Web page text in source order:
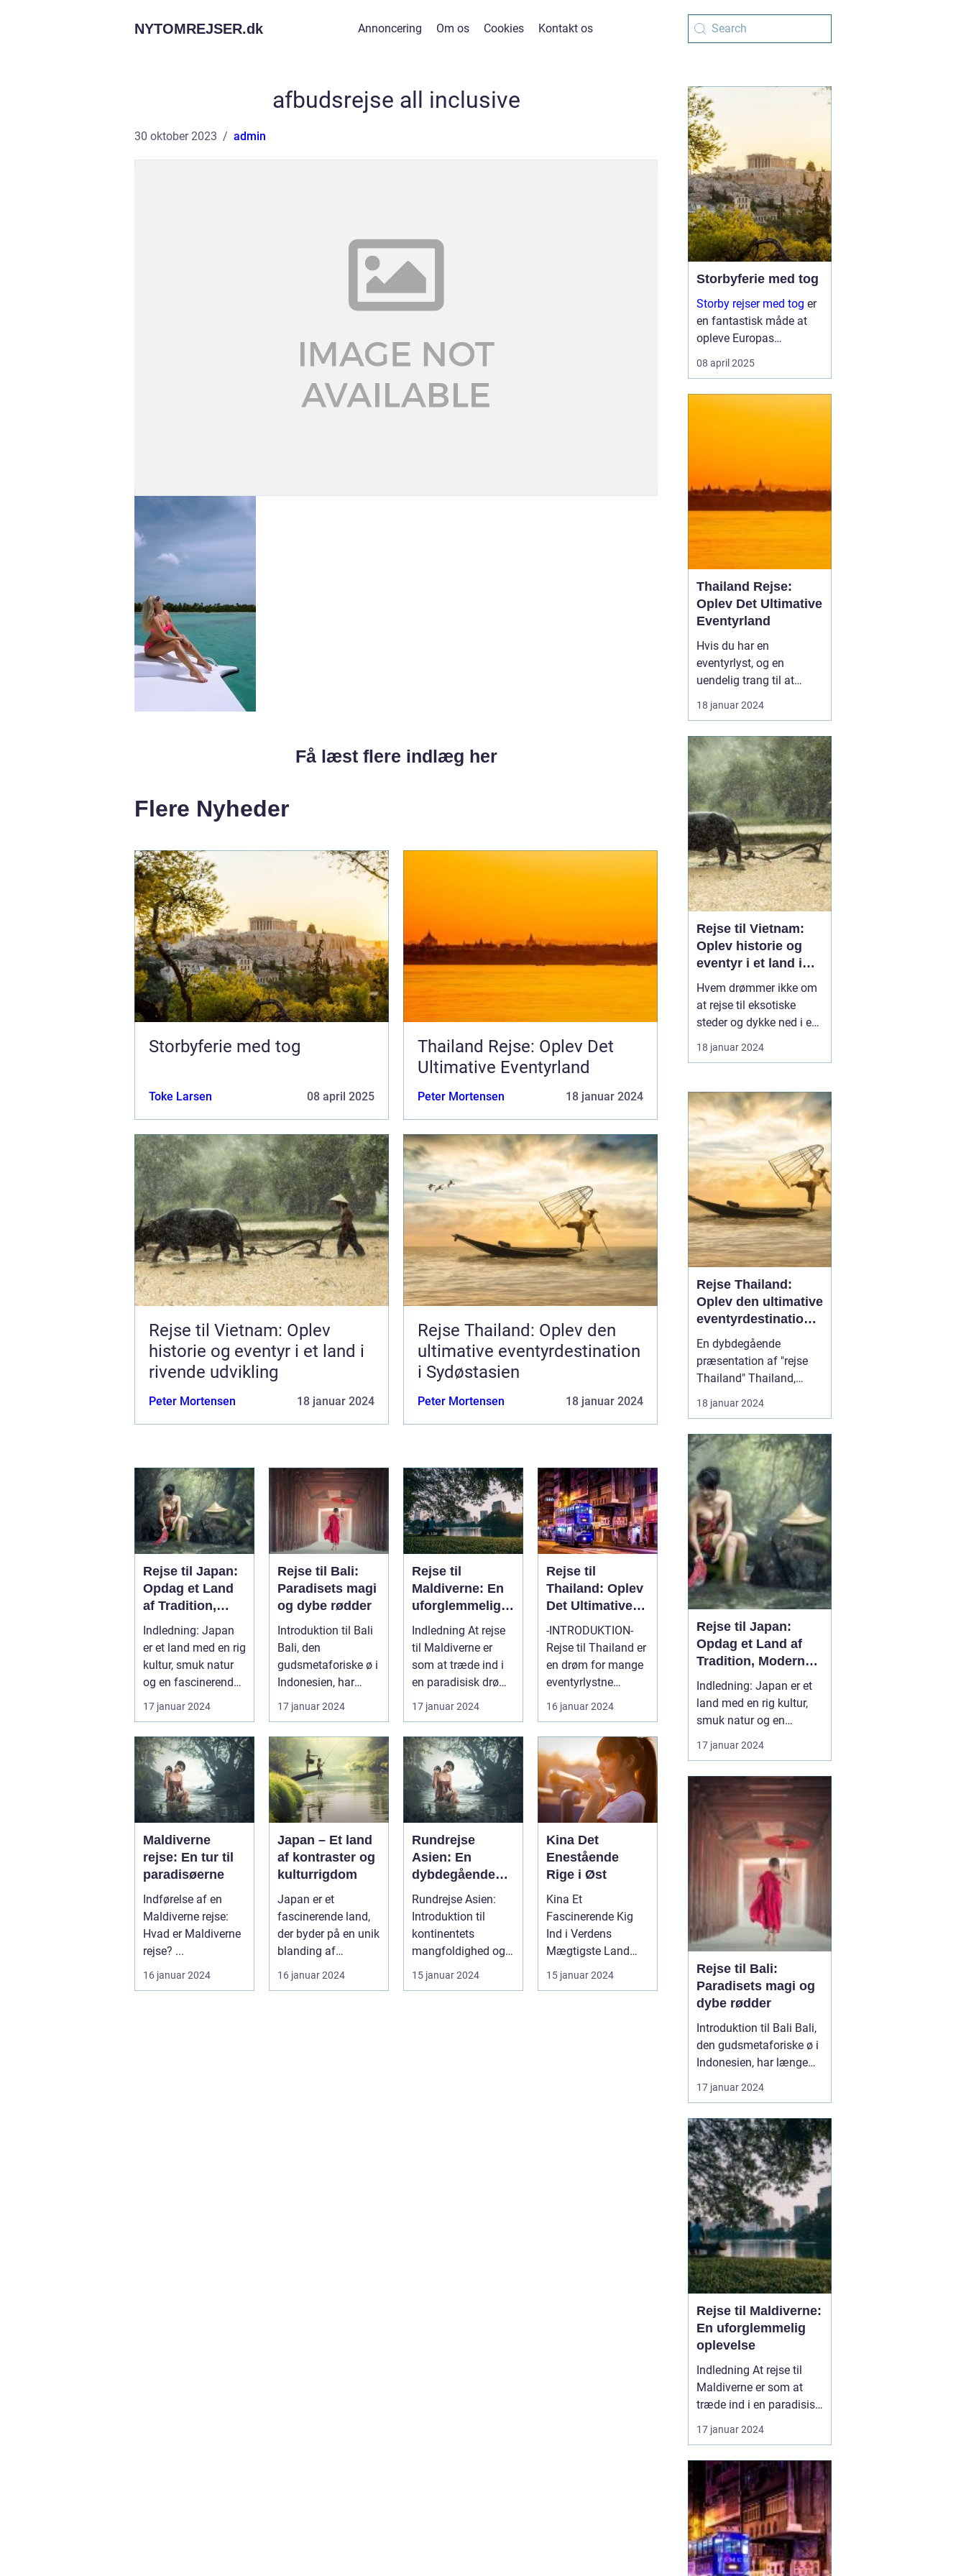
NYTOMREJSER.dk Annoncering Om os Cookies Kontakt os
afbudsrejse all inclusive
30 oktober 2023 admin
Få læst flere indlæg her
Flere Nyheder
Storbyferie med tog
Toke Larsen 08 april 2025
Thailand Rejse: Oplev Det
Ultimative Eventyrland
Peter Mortensen 18 januar 2024
Rejse til Vietnam: Oplev
historie og eventyr i et land i
rivende udvikling
Peter Mortensen 18 januar 2024
Rejse Thailand: Oplev den
ultimative eventyrdestination
i Sydøstasien
Peter Mortensen 18 januar 2024
Rejse til Japan:
Opdag et Land
af Tradition,
Moderne og
Eventyr
Indledning: Japan
er et land med en rig
kultur, smuk natur
og en fascinerende
historie, der
strækker...
17 januar 2024
Rejse til Bali:
Paradisets magi
og dybe rødder
Introduktion til Bali
Bali, den
gudsmetaforiske ø i
Indonesien, har
længe været kendt
som et af verd...
17 januar 2024
Rejse til
Maldiverne: En
uforglemmelig
oplevelse
Indledning At rejse
til Maldiverne er
som at træde ind i
en paradisisk drøm.
Med sine
hvidsandstran...
17 januar 2024
Rejse til
Thailand: Oplev
Det Ultimative
Eventyrland i
Asien
-INTRODUKTION-
Rejse til Thailand er
en drøm for mange
eventyrlystne
rejsende, der
længes efter at o...
16 januar 2024
Maldiverne
rejse: En tur til
paradisøerne
Indførelse af en
Maldiverne rejse:
Hvad er Maldiverne
rejse? ...
16 januar 2024
Japan – Et land
af kontraster og
kulturrigdom
Japan er et
fascinerende land,
der byder på en unik
blanding af
tradition og
modernitet. Fra de
16 januar 2024
Rundrejse
Asien: En
dybdegående
oplevelse af
kontinentets
rige kultur og
fascinerende
historie
Rundrejse Asien:
Introduktion til
kontinentets
mangfoldighed og
skønhed Asien er en
kontinent med e...
15 januar 2024
Kina Det
Enestående
Rige i Øst
Kina Et
Fascinerende Kig
Ind i Verdens
Mægtigste Land
15 januar 2024
Storbyferie med tog
Storby rejser med tog er
en fantastisk måde at
opleve Europas
smukkeste storbyer på.
Fra Danmark kan du
destinatio...
08 april 2025
Thailand Rejse:
Oplev Det Ultimative
Eventyrland
Hvis du har en
eventyrlyst, og en
uendelig trang til at
udforske og opleve nye
kulturer, så er en rejse til
Dette sydøstasiatiske
land er kendt for sine
utrolige strande,
spændende kultur,
lækker mad og
overvældende skønhed.
I...
18 januar 2024
Rejse til Vietnam:
Oplev historie og
eventyr i et land i
rivende udvikling
Hvem drømmer ikke om
at rejse til eksotiske
steder og dykke ned i en
rig kulturel arv? Vietnam
er et sådant sted, der
blanding af historie,
smuk natur og
spændende eventyr. I
denne artikel vil vi dykke
ned i alt det, du skal vide
o...
18 januar 2024
Rejse Thailand:
Oplev den ultimative
eventyrdestination i
Sydøstasien
En dybdegående
præsentation af "rejse
Thailand" Thailand,
også kendt som "Landet
Smilenes" på grund af
er en af de mest
populære destinationer i
Sydøstasien for rejsende
og eventyrlystne. Landet
byder på en unik
blanding af ...
18 januar 2024
Rejse til Japan:
Opdag et Land af
Tradition, Moderne
og Eventyr
Indledning: Japan er et
land med en rig kultur,
smuk natur og en
fascinerende historie, der
strækker sig tilbage
i Japan er som at træde
ind i en helt ny verden,
hvor tradition og
modernitet mødes på en
unik måde. Hvis du er...
17 januar 2024
Rejse til Bali:
Paradisets magi og
dybe rødder
Introduktion til Bali Bali,
den gudsmetaforiske ø i
Indonesien, har længe
været kendt som et af
verdens mest eksotiske
rejsemål. Sin rige
kulturarv, betagende
landskaber og gæstfrie
folk har tiltrukket
eventyrlystne rejsende i
årtier....
17 januar 2024
Rejse til Maldiverne:
En uforglemmelig
oplevelse
Indledning At rejse til
Maldiverne er som at
træde ind i en paradisisk
drøm. Med sine
hvidsandstrande,
vegetation er Maldiverne
en indbydende
destination for rejsende
og eventyrlystne sjæle.
Uanset om du søger
afslapning, va...
17 januar 2024